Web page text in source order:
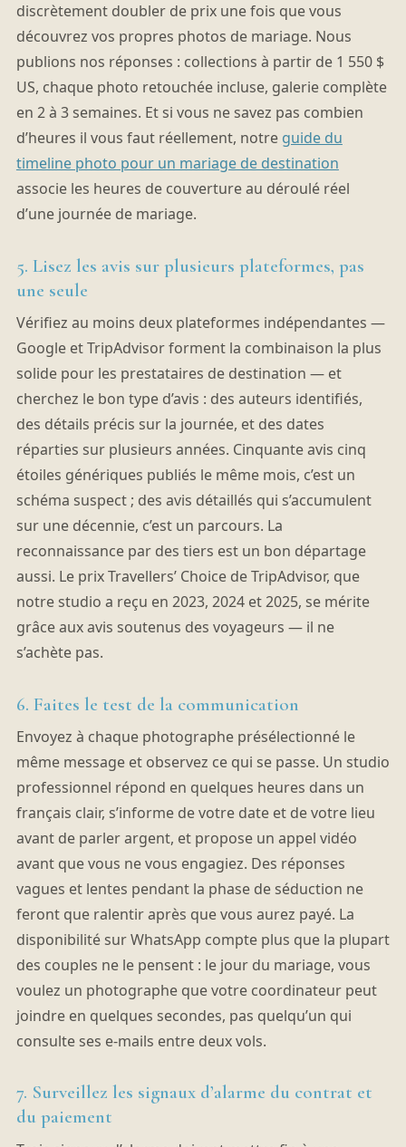
discrètement doubler de prix une fois que vous
découvrez vos propres photos de mariage. Nous
publions nos réponses : collections à partir de 1 550 $
US, chaque photo retouchée incluse, galerie complète
en 2 à 3 semaines. Et si vous ne savez pas combien
d’heures il vous faut réellement, notre guide du
timeline photo pour un mariage de destination
associe les heures de couverture au déroulé réel
d’une journée de mariage.
5. Lisez les avis sur plusieurs plateformes, pas
une seule
Vérifiez au moins deux plateformes indépendantes —
Google et TripAdvisor forment la combinaison la plus
solide pour les prestataires de destination — et
cherchez le bon type d’avis : des auteurs identifiés,
des détails précis sur la journée, et des dates
réparties sur plusieurs années. Cinquante avis cinq
étoiles génériques publiés le même mois, c’est un
schéma suspect ; des avis détaillés qui s’accumulent
sur une décennie, c’est un parcours. La
reconnaissance par des tiers est un bon départage
aussi. Le prix Travellers’ Choice de TripAdvisor, que
notre studio a reçu en 2023, 2024 et 2025, se mérite
grâce aux avis soutenus des voyageurs — il ne
s’achète pas.
6. Faites le test de la communication
Envoyez à chaque photographe présélectionné le
même message et observez ce qui se passe. Un studio
professionnel répond en quelques heures dans un
français clair, s’informe de votre date et de votre lieu
avant de parler argent, et propose un appel vidéo
avant que vous ne vous engagiez. Des réponses
vagues et lentes pendant la phase de séduction ne
feront que ralentir après que vous aurez payé. La
disponibilité sur WhatsApp compte plus que la plupart
des couples ne le pensent : le jour du mariage, vous
voulez un photographe que votre coordinateur peut
joindre en quelques secondes, pas quelqu’un qui
consulte ses e-mails entre deux vols.
7. Surveillez les signaux d’alarme du contrat et
du paiement